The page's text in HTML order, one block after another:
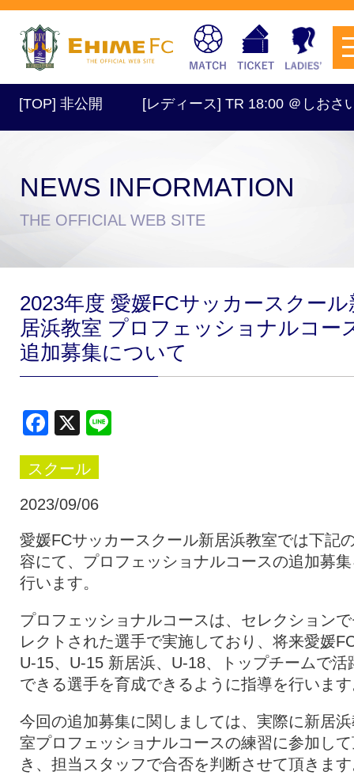
試合日程・結果 アクセス
クラブ・会社情報 レディース
ファンクラブ
チケットを購入
トップチーム アカデミー
スポンサー グッズ
特設ページ
非公開 [レディース] TR 18:00 ＠しおさい
NEWS INFORMATION
THE OFFICIAL WEB SITE
2023年度 愛媛FCサッカースクール
居浜教室 プロフェッショナルコー
追加募集について
Facebook
X
スクール
2023/09/06
愛媛FCサッカースクール新居浜教室では下記
容にて、プロフェッショナルコースの追加募
行います。
プロフェッショナルコースは、セレクション
レクトされた選手で実施しており、将来愛媛
U-15、U-15 新居浜、U-18、トップチームで活
できる選手を育成できるように指導を行いま
今回の追加募集に関しましては、実際に新居
室プロフェッショナルコースの練習に参加し
き、担当スタッフで合否を判断させて頂きま